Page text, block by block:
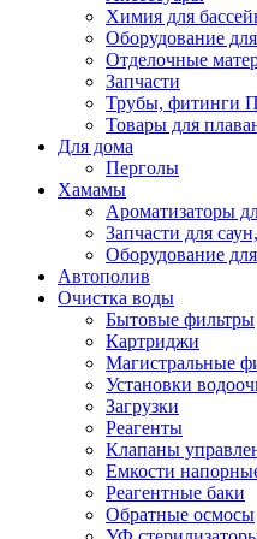
Химия для
Оборудование
Отделочные
Запчасти
Трубы, фитинги
Товары для
Для дома
Перголы
Хамамы
Ароматизаторы
Запчасти для
Оборудование
Автополив
Очистка воды
Бытовые фильтры
Картриджи
Магистральные
Установки
Загрузки
Реагенты
Клапаны
Емкости
Реагентные баки
Обратные осмосы